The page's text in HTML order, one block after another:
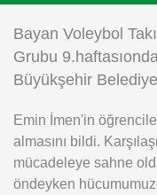
Instagram
Android
iOS
Bayan Voleybol
Grubu
Büyükşehir
Emin İmen'in
almasını bildi.
mücadeleye sahne
öndeyken